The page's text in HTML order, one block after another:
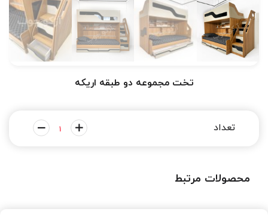
تخت مجموعه دو طبقه اریکه
محصولات مرتبط